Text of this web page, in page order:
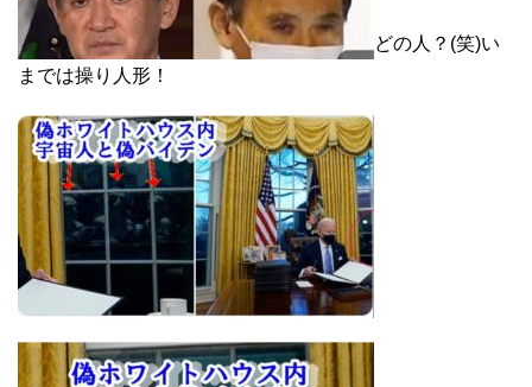
どの人？(笑)い
までは操り人形！